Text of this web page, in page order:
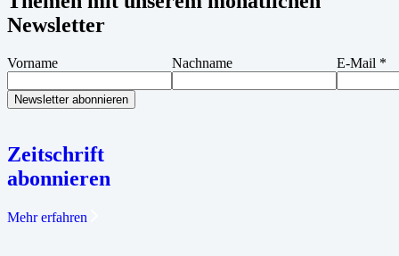
Newsletter
Vorname Nachname E-Mail *
Zeitschrift
abonnieren
Mehr erfahren